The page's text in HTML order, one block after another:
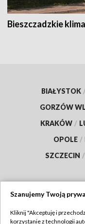
Bieszczadzkie
BIAŁYSTOK
GORZÓW
KRAKÓW /
OPOLE /
SZCZECIN /
Szanujemy Twoją
Kliknij "Akceptuję i
korzystanie z technologii